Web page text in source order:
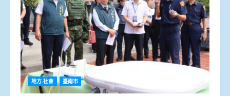
地方.社會 臺南市